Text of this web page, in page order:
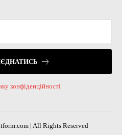
конфіденційності
| All Rights Reserved